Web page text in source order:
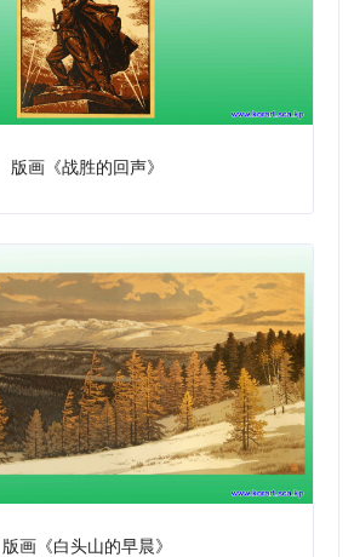
版画《战胜的回声》
版画《白头山的早晨》